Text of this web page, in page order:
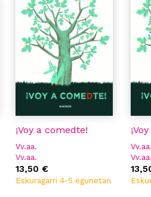
¡Voy a comedte!
Vv.aa.
Vv.aa.
13,50 €
Eskuragarri 4-5 egunetan
Vv.aa.
Vv.aa.